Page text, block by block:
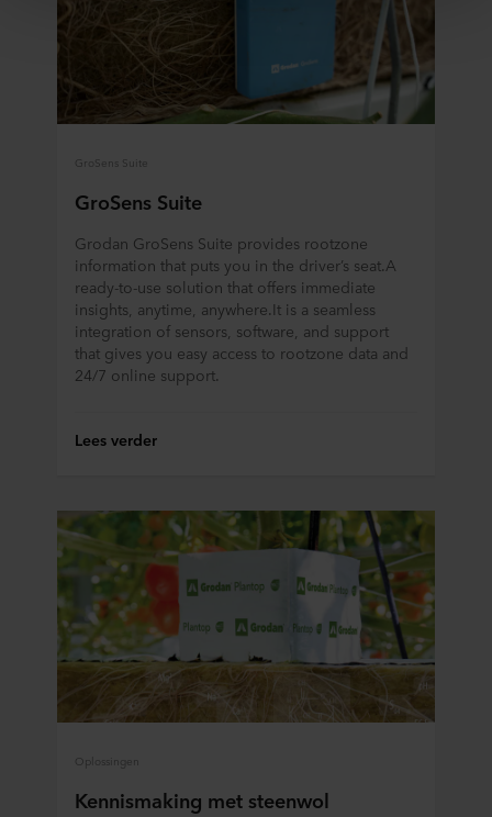
toestemming voor wij deze cookies plaatsen. Informatie
over uw gebruik van onze websites kan worden verstrekt
aan onze social media-, advertentie- en analysepartners.
Zij kunnen deze gegevens combineren met andere
informatie die in het verleden aan hen is verstrekt of die
diensten. Deze partners kunnen gevestigd zijn in
onveilige derde landen, waaronder de Verenigde Staten.
gegevensoverdracht plaatsvindt, ondanks dat het
beschermingsniveau in het derde land mogelijk niet gelijk
is aan dat in de EU/EER.
Hieronder vindt u meer informatie over de doeleinden,
algemene beschrijvingen van de verzamelde informatie,
wie elke cookie plaatst, links naar het privacybeleid van
apparatuur wordt opgeslagen. Indien u niet wilt dat onze
eerste bezoek aan onze website. U kunt verder zelf
bepalen voor welke doeleinden cookies mogen worden
gebruikt en dus informatie over u mag worden verwerkt
via cookies op onze websites.
U kunt uw toestemming op elk moment intrekken of
wijzigen door op het cookie-icoontje onderaan de website
te klikken.
Over ons gebruik van cookies kunt u meer lezen in de
staat ook welk specifiek ROCKWOOL-bedrijf de
GroSens Suite
GroSens Suite
Grodan GroSens Suite provides rootzone
information that puts you in the driver’s seat.A
ready-to-use solution that offers immediate
insights, anytime, anywhere.It is a seamless
integration of sensors, software, and support
that gives you easy access to rootzone data and
24/7 online support.
Lees verder
Oplossingen
Kennismaking met steenwol